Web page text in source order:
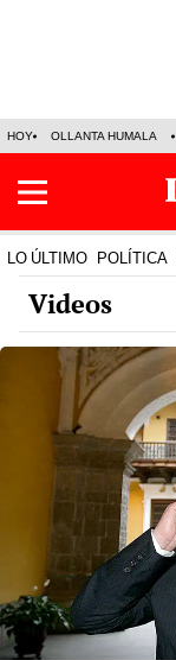
HOY OLLANTA HUMALA
LO ÚLTIMO POLÍTICA
Videos